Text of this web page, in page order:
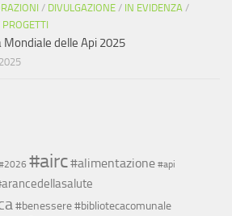
/ DIVULGAZIONE / IN EVIDENZA /
PROGETTI
Mondiale delle Api 2025
#airc#alimentazione #api
#benessere#bibliotecacomunale